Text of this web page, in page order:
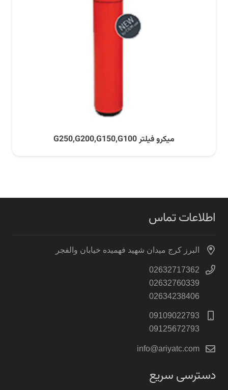
میکرو فیلتر G250,G200,G150,G100
اطلاعات تماس
البرز کرج میدان شهید فهمیده خیابان والفجر
02632717362
02632760339
02634238406
09109022793
09125672793
info@ariyatc.com
دسترسی سریع